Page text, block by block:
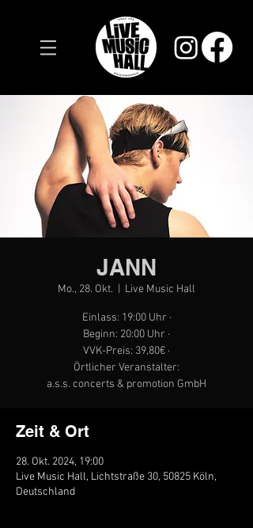
JANN
Mo., 28. Okt. Live Music Hall
Einlass: 19:00 Uhr ·
Beginn: 20:00 Uhr ·
VVK-Preis: 39,80€ ·
Örtlicher Veranstalter:
a.s.s. concerts & promotion GmbH
Zeit & Ort
28. Okt. 2024, 19:00
Live Music Hall, Lichtstraße 30, 50825 Köln,
Deutschland